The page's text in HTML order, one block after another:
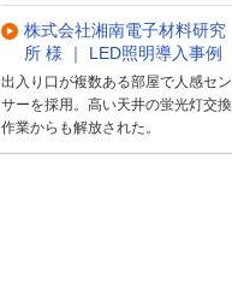
株式会社湘南電子材料研究
所 様 ｜ LED照明導入事例
出入り口が複数ある部屋で人感セン
サーを採用。高い天井の蛍光灯交換
作業からも解放された。